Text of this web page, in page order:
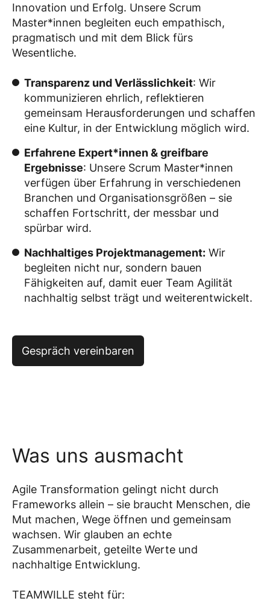
Innovation und Erfolg. Unsere Scrum
Master*innen begleiten euch empathisch,
pragmatisch und mit dem Blick fürs
Wesentliche.
Transparenz und Verlässlichkeit: Wir
kommunizieren ehrlich, reflektieren
gemeinsam Herausforderungen und schaffen
eine Kultur, in der Entwicklung möglich wird.
Erfahrene Expert*innen & greifbare
Ergebnisse: Unsere Scrum Master*innen
verfügen über Erfahrung in verschiedenen
Branchen und Organisationsgrößen – sie
schaffen Fortschritt, der messbar und
spürbar wird.
Nachhaltiges Projektmanagement: Wir
begleiten nicht nur, sondern bauen
Fähigkeiten auf, damit euer Team Agilität
nachhaltig selbst trägt und weiterentwickelt.
Gespräch vereinbaren
Was uns ausmacht
Agile Transformation gelingt nicht durch
Frameworks allein – sie braucht Menschen, die
Mut machen, Wege öffnen und gemeinsam
wachsen. Wir glauben an echte
Zusammenarbeit, geteilte Werte und
nachhaltige Entwicklung.
TEAMWILLE steht für: